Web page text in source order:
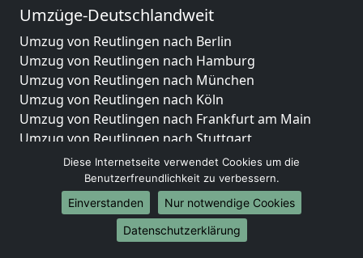
Umzüge-Deutschlandweit
Umzug von Reutlingen nach Berlin
Umzug von Reutlingen nach Hamburg
Umzug von Reutlingen nach München
Umzug von Reutlingen nach Köln
Umzug von Reutlingen nach Frankfurt am Main
Umzug von Reutlingen nach Stuttgart
Umzug von Reutlingen nach Düsseldorf
Umzug von Reutlingen nach Leipzig
Umzug von Reutlingen nach Dortmund
Umzug von Reutlingen nach Essen
Umzug von Reutlingen nach Bremen
Diese Internetseite verwendet Cookies um die
Benutzerfreundlichkeit zu verbessern.
Einverstanden
Nur notwendige Cookies
Datenschutzerklärung